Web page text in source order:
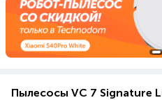
Пылесосы VC 7 Signature